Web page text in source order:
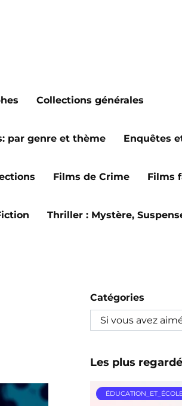
Collections générales
par genre et thème Enquêtes
Films de Crime Films
Thriller : Mystère,
Catégories
Les plus